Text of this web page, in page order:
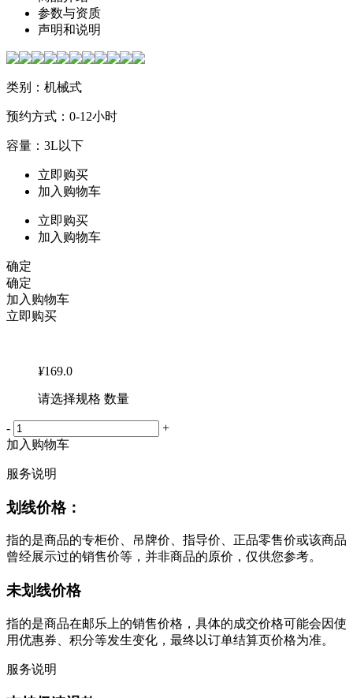
参数与资质
声明和说明
类别：机械式
预约方式：0-12小时
容量：3L以下
立即购买
加入购物车
立即购买
加入购物车
确定
确定
加入购物车
立即购买
¥169.0
请选择规格 数量
-
+
加入购物车
服务说明
划线价格：
指的是商品的专柜价、吊牌价、指导价、正品零售价或该商品
曾经展示过的销售价等，并非商品的原价，仅供您参考。
未划线价格
指的是商品在邮乐上的销售价格，具体的成交价格可能会因使
用优惠券、积分等发生变化，最终以订单结算页价格为准。
服务说明